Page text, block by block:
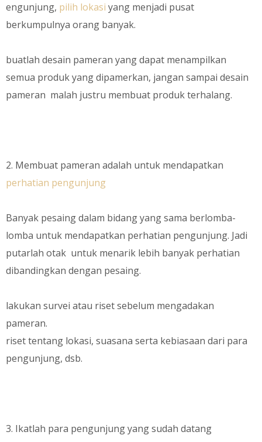
engunjung, pilih lokasi yang menjadi pusat
berkumpulnya orang banyak.
buatlah desain pameran yang dapat menampilkan
semua produk yang dipamerkan, jangan sampai desain
pameran malah justru membuat produk terhalang.
2. Membuat pameran adalah untuk mendapatkan
perhatian pengunjung
Banyak pesaing dalam bidang yang sama berlomba-
lomba untuk mendapatkan perhatian pengunjung. Jadi
putarlah otak untuk menarik lebih banyak perhatian
dibandingkan dengan pesaing.
lakukan survei atau riset sebelum mengadakan
pameran.
riset tentang lokasi, suasana serta kebiasaan dari para
pengunjung, dsb.
3. Ikatlah para pengunjung yang sudah datang